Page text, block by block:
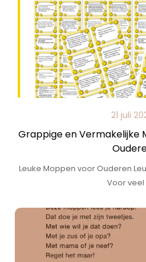
21 juli
Grappige en Vermakelijke
Leuke Moppen voor Ouderen
Voor